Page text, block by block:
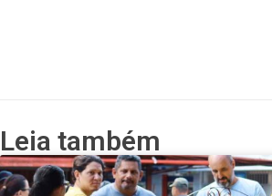
Leia também